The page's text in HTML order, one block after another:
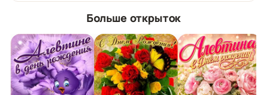
Больше открыток